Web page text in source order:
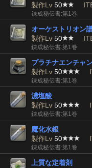
製作Lv 50
錬成秘伝書:第1巻
オーケストリオン
製作Lv 50
錬成秘伝書:第1巻
プラチナエンチャ
製作Lv 50
錬成秘伝書:第1巻
濃塩酸
製作Lv 50
錬成秘伝書:第1巻
魔化水銀
製作Lv 50
錬成秘伝書:第1巻
上質な定着剤